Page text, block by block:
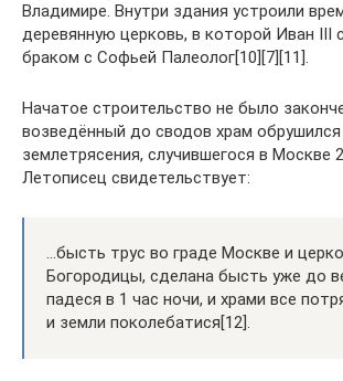
Владимире. Внутри здания устроили
деревянную церковь, в которой Иван III
браком с Софьей Палеолог[10][7][11].
Начатое строительство не было
возведённый до сводов храм обрушился
землетрясения, случившегося в Москве
Летописец свидетельствует:
…бысть трус во граде Москве и
Богородицы, сделана бысть уже до
падеся в 1 час ночи, и храми все
и земли поколебатися[12].